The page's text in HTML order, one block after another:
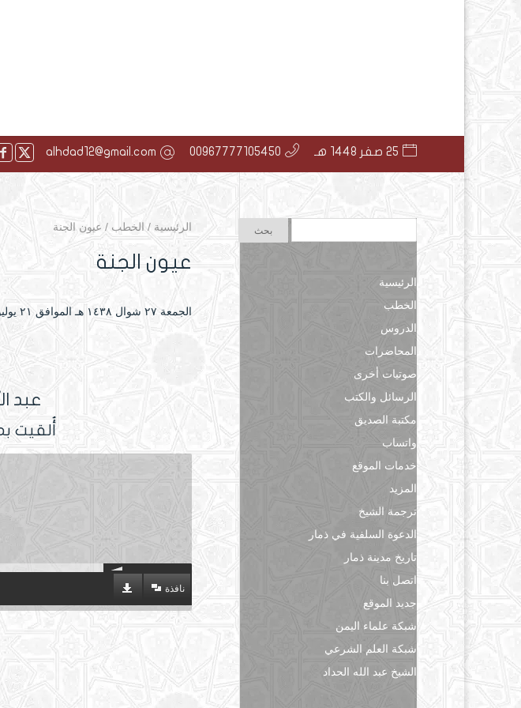
25 صفر 1448 هـ 00967777105450
alhdad12@gmail.com
الرئيسية / الخطب / عيون الجنة
عيون الجنة
الجمعة ۲۷ شوال ۱٤۳۸ هـ الموافق ۲۱ يوليو ۲۰۱۷ مـ |
عبد
أُلقيت
نافذة
الرئيسية
الخطب
الدروس
المحاضرات
صوتيات أخرى
الرسائل والكتب
مكتبة الصديق
واتساب
خدمات الموقع
المزيد
ترجمة الشيخ
الدعوة السلفية في ذمار
تاريخ مدينة ذمار
اتصل بنا
جديد الموقع
شبكة علماء اليمن
شبكة العلم الشرعي
الشيخ عبد الله الحداد